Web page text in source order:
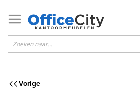
Vorige